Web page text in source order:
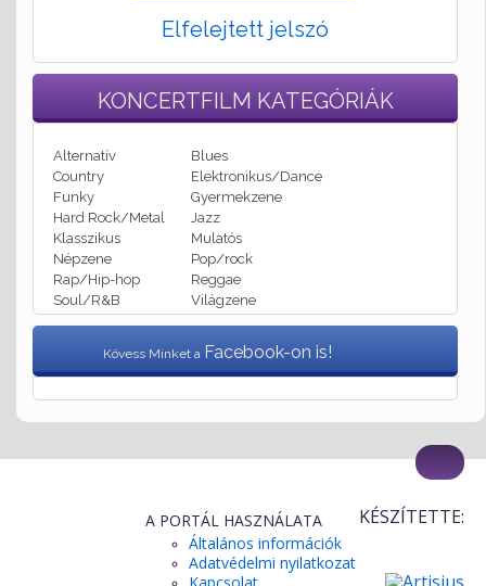
Elfelejtett jelszó
KONCERTFILM KATEGÓRIÁK
Alternatív
Blues
Country
Elektronikus/Dance
Funky
Gyermekzene
Hard Rock/Metal
Jazz
Klasszikus
Mulatós
Népzene
Pop/rock
Rap/Hip-hop
Reggae
Soul/R&B
Világzene
Kövess Minket a Facebook-on is!
A PORTÁL HASZNÁLATA
Általános információk
Adatvédelmi nyilatkozat
KÉSZÍTETTE: